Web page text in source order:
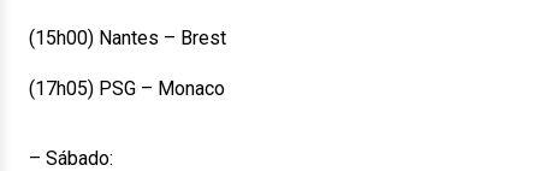
(15h00) Nantes – Brest
(17h05) PSG – Monaco
– Sábado: